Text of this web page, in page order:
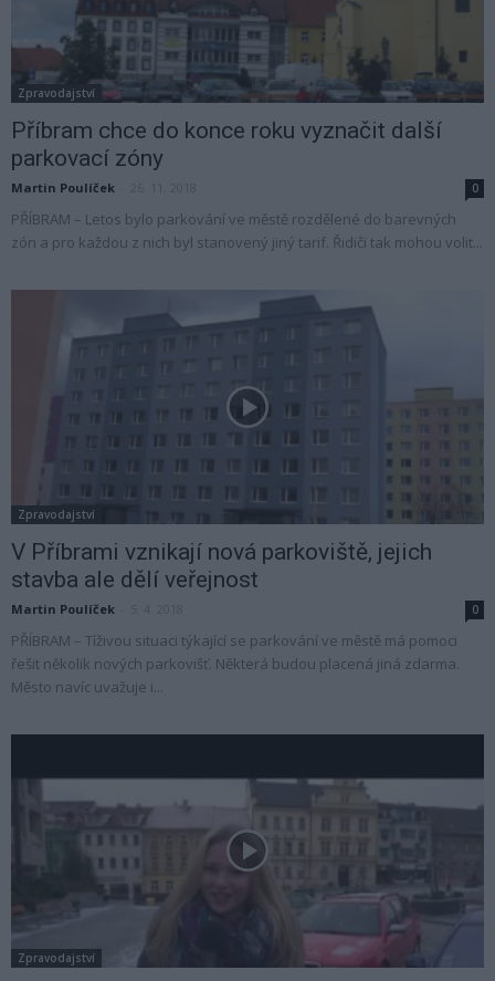
Zpravodajství
Příbram chce do konce roku vyznačit další
parkovací zóny
Martin Poulíček 0
PŘÍBRAM – Letos bylo parkování ve městě rozdělené do barevných
zón a pro každou z nich byl stanovený jiný tarif. Řidiči tak mohou volit...
Zpravodajství
V Příbrami vznikají nová parkoviště, jejich
stavba ale dělí veřejnost
Martin Poulíček 0
PŘÍBRAM – Tíživou situaci týkající se parkování ve městě má pomoci
řešit několik nových parkovišť. Některá budou placená jiná zdarma.
Město navíc uvažuje i...
Zpravodajství